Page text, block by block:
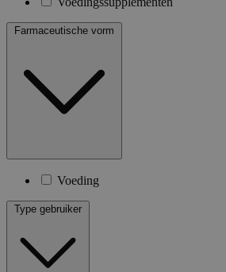
Farmaceutische vorm
Voeding
Type gebruiker